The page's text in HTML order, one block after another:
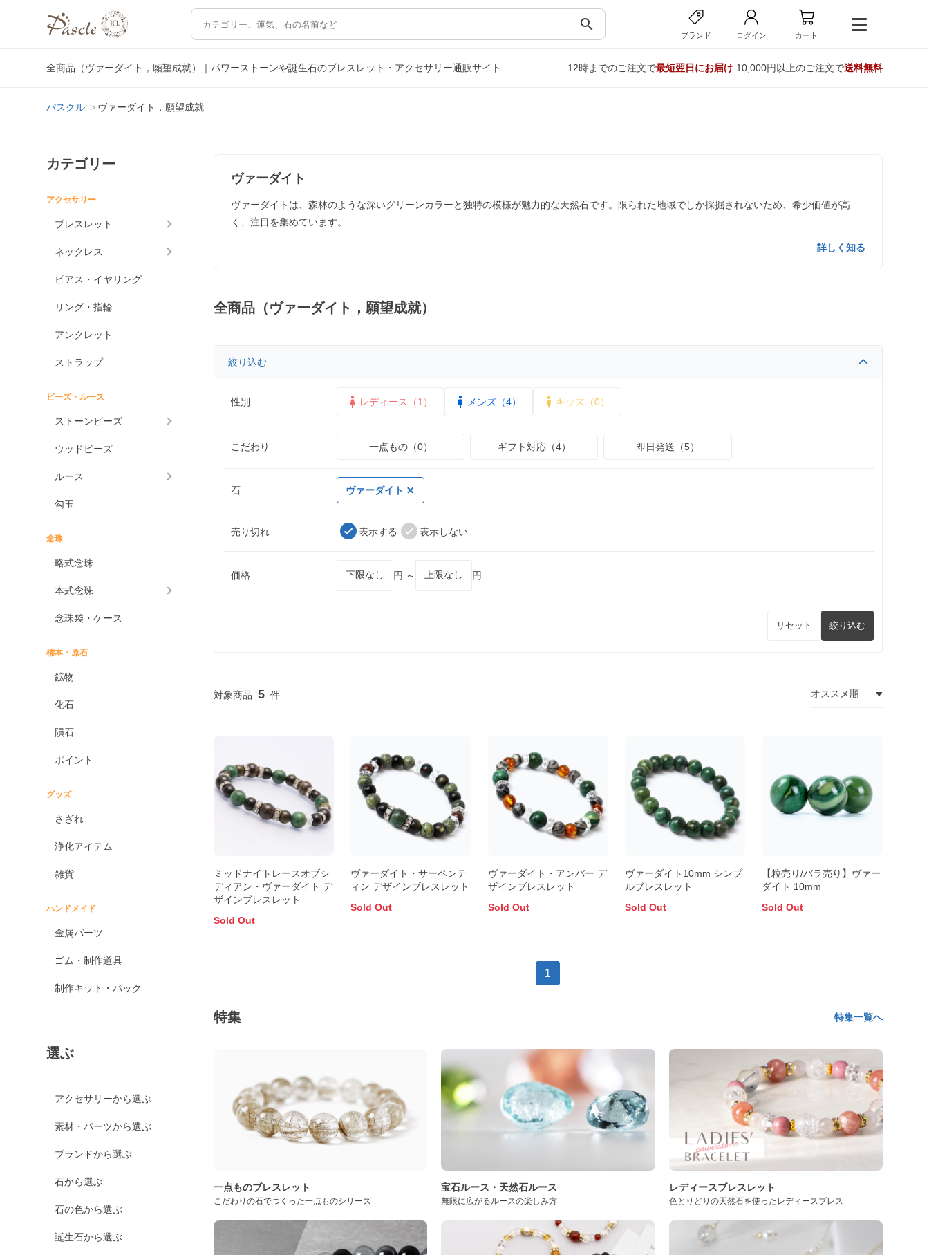
search
ブランド ログイン カート
全商品（ヴァーダイト，願望成就）｜パワーストーンや誕生石のブレスレット・アクセサリー通販サイト 12時までのご注文で最短翌日にお届け10,000円以上のご注文で送料無料
パスクル ヴァーダイト，願望成就
カテゴリー
アクセサリー
ブレスレット
ネックレス
ピアス・イヤリング
リング・指輪
アンクレット
ストラップ
ビーズ・ルース
ストーンビーズ
ウッドビーズ
ルース
勾玉
念珠
略式念珠
本式念珠
念珠袋・ケース
標本・原石
鉱物
化石
隕石
ポイント
グッズ
さざれ
浄化アイテム
雑貨
ハンドメイド
金属パーツ
ゴム・制作道具
制作キット・パック
選ぶ
アクセサリーから選ぶ
素材・パーツから選ぶ
ブランドから選ぶ
石から選ぶ
石の色から選ぶ
誕生石から選ぶ
ヴァーダイト
ヴァーダイトは、森林のような深いグリーンカラーと独特の模様が魅力的な天然石です。限られた地域でしか採掘されないため、希少価値が高
く、注目を集めています。
詳しく知る
全商品（ヴァーダイト，願望成就）
絞り込む
性別 レディース（1） メンズ（4） キッズ（0）
こだわり 一点もの（0） ギフト対応（4） 即日発送（5）
石 ヴァーダイト
売り切れ 表示する 表示しない
価格 円 ～ 円
リセット 絞り込む
5
ミッドナイトレースオブシ
ディアン・ヴァーダイト デ
ザインブレスレット
Sold Out
ヴァーダイト・サーペンテ
ィン デザインブレスレット
Sold Out
ヴァーダイト・アンバー デ
ザインブレスレット
Sold Out
ヴァーダイト10mm シンプ
ルブレスレット
Sold Out
【粒売り/バラ売り】ヴァー
ダイト 10mm
Sold Out
1
特集 特集一覧へ
一点ものブレスレット
こだわりの石でつくった一点ものシリーズ
宝石ルース・天然石ルース
無限に広がるルースの楽しみ方
レディースブレスレット
色とりどりの天然石を使ったレディースブレス